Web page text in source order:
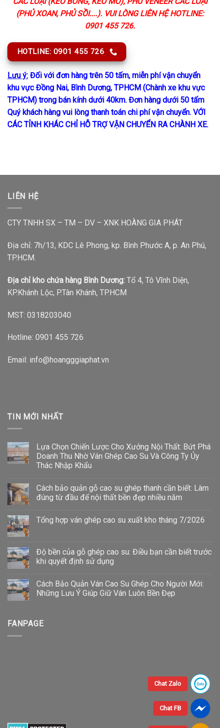
(PHỦ XOAN, PHỦ SỒI....). VUI LÒNG LIÊN HỆ HOTLINE:
0901 455 726.
HOTLINE: 0901 455 726
Lưu ý: Đối với đơn hàng trên 50 tấm, miễn phí vận chuyển
khu vực Đồng Nai, Bình Dương, TPHCM (Chành xe khu vực
TPHCM) trong bán kính dưới 40km. Đơn hàng dưới 50 tấm
Quý khách hàng vui lòng thanh toán chi phí vận chuyển. VỚI
CÁC TỈNH KHÁC CHỈ HỖ TRỢ VẬN CHUYỂN RA CHÀNH XE.
LIÊN HỆ
CTY TNHH SX – TM – DV – XNK HOÀNG GIA PHÁT
Địa chỉ: 7h/13, KDC Lê Phong, kp. Bình Phước A, p. An Phú,
TP.HCM.
Địa chỉ kho chứa hàng Bình Dương: Tổ 4, Tô Vĩnh Diện,
KP.Khánh Lộc, P.Tân Khánh, TP.HCM
MST: 0318203040
Hotline: 0901 455 726
Email: info@hoangggiaphat.vn
TIN MỚI NHẤT
Lựa Chọn Chiến Lược Cho Xưởng Nội Thất: Bứt Phá
Doanh Thu Nhờ Ván Ghép Cao Su Và Công Ty Ủy
Thác Nhập Khẩu
Cách bảo quản gỗ cao su ghép thanh cần biết: Làm
đúng từ đầu để nội thất bền đẹp nhiều năm
Tổng hợp ván ghép cao su xuất kho tháng 7/2026
Độ bền của gỗ ghép cao su: Điều bạn cần biết trước
khi quyết định sử dụng
Cách Bảo Quản Ván Cao Su Ghép Cho Người Mới:
Những Lưu Ý Giúp Giữ Ván Luôn Bền Đẹp
FANPAGE
Chat Zalo
Chat FB